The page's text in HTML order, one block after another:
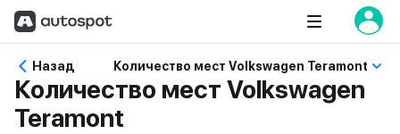
Назад Количество мест Volkswagen Teramont
Количество мест Volkswagen
Teramont